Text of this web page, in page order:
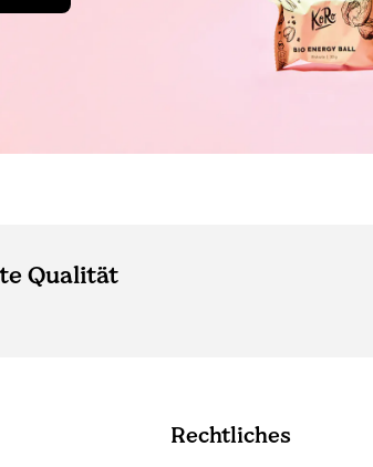
Qualität
Rechtliches